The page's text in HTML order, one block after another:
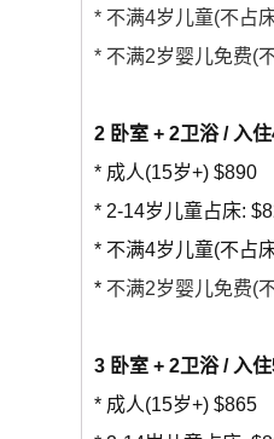
* 不满4岁儿童(不占
* 不满2岁婴儿免费(
2 卧室 + 2卫浴 / 入
* 成人(15岁+) $890
* 2-14岁儿童占床:
* 不满4岁儿童(不占
* 不满2岁婴儿免费(
3 卧室 + 2卫浴 / 入
* 成人(15岁+) $865